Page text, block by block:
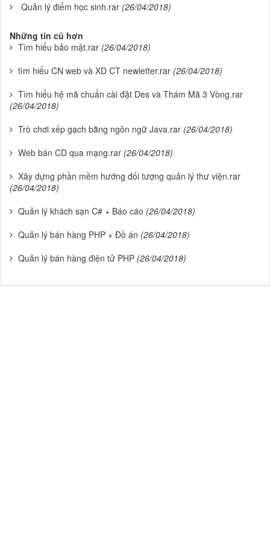
Quản lý điểm học sinh.rar (26/04/2018)
Những tin cũ hơn
Tìm hiểu bảo mật.rar (26/04/2018)
tìm hiểu CN web và XD CT newletter.rar (26/04/2018)
Tìm hiểu hệ mã chuẩn cài đặt Des và Thám Mã 3 Vòng.rar
(26/04/2018)
Trò chơi xếp gạch bằng ngôn ngữ Java.rar (26/04/2018)
Web bán CD qua mạng.rar (26/04/2018)
Xây dựng phần mềm hướng đối tượng quản lý thư viện.rar
(26/04/2018)
Quản lý khách sạn C# + Báo cáo (26/04/2018)
Quản lý bán hàng PHP + Đồ án (26/04/2018)
Quản lý bán hàng điện tử PHP (26/04/2018)